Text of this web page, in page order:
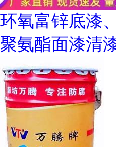
环氧富锌底漆
聚氨酯面漆清